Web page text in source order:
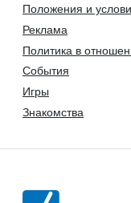
Положения и
Реклама
Политика в
События
Игры
Знакомства